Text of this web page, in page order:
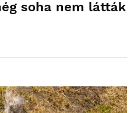
soha nem látták